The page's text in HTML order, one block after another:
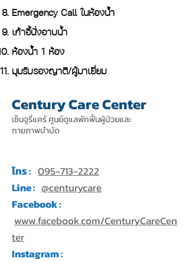
Emergency Call ในห้องน้ำ
เก้าอี้นั่งอาบน้ำ
ห้องน้ำ 1 ห้อง
มุมรับรองญาติ/ผู้มาเยี่ยม
Century Care Center
เซ็นจูรี่แคร์ ศูนย์ดูแลพักฟื้นผู้ป่วยและ
กายภาพบำบัด
โทร : 095-713-2222
Line : @centurycare
Facebook :
www.facebook.com/CenturyCareCen
ter
Instagram :